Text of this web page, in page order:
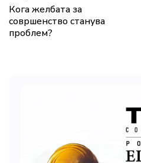
Кога желбата за
совршенство станува
проблем?